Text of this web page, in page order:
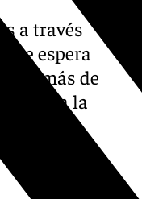
a través
se espera
además de
en la
de los